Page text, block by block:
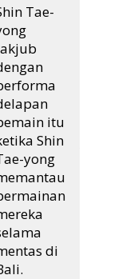
Tae-
itu
Shin
yong
di